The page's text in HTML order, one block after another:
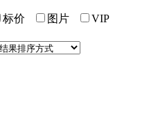
标价 图片
VIP